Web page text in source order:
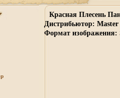
Красная Плесень
Дистрибьютор:
Формат изображения: